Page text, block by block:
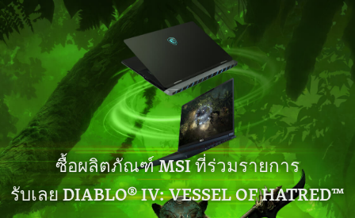
ซื้อผลิตภัณฑ์ MSI ที่ร่วมรายการ
รับเลย DIABLO® IV: VESSEL OF HATRED™